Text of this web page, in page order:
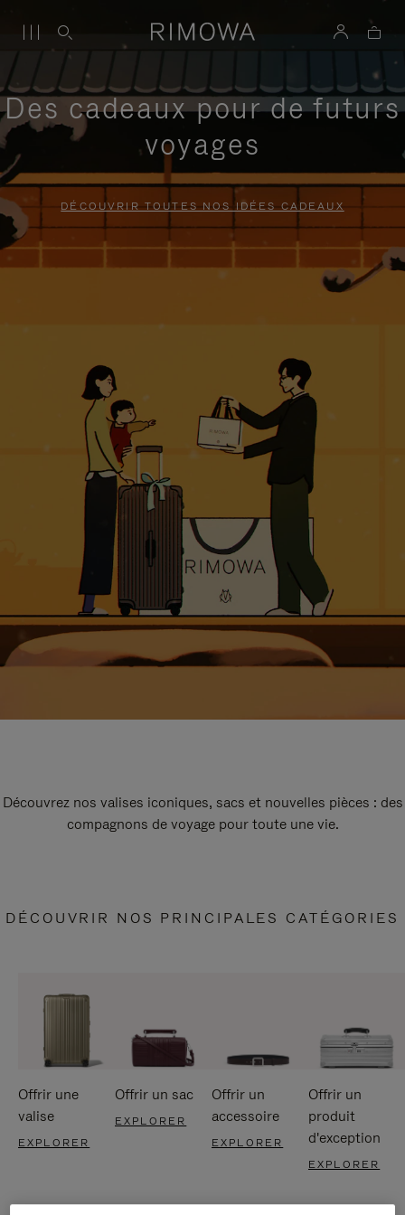
Des cadeaux pour de futurs
voyages
DÉCOUVRIR TOUTES NOS IDÉES CADEAUX
Découvrez nos valises iconiques, sacs et nouvelles pièces : des
compagnons de voyage pour toute une vie.
DÉCOUVRIR NOS PRINCIPALES CATÉGORIES
Offrir une
valise
EXPLORER
Offrir un sac
EXPLORER
Offrir un
accessoire
EXPLORER
Offrir un
produit
d'exception
EXPLORER